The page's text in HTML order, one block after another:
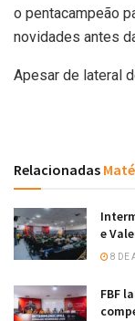
o pentacampeão
novidades antes
Apesar de lateral
Relacionadas
e
8 DE
FBF